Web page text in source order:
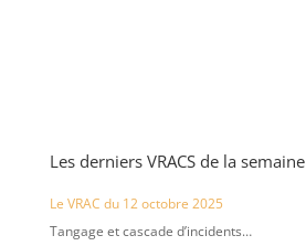
Les derniers VRACS de la semaine
Le VRAC du 12 octobre 2025
Tangage et cascade d’incidents…